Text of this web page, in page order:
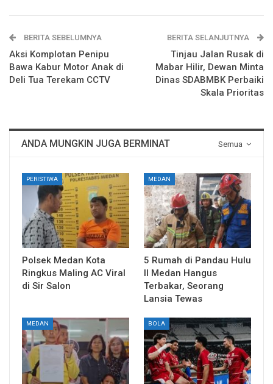
BERITA SEBELUMNYA
Aksi Komplotan Penipu
Bawa Kabur Motor Anak di
Deli Tua Terekam CCTV
BERITA SELANJUTNYA
Tinjau Jalan Rusak di
Mabar Hilir, Dewan Minta
Dinas SDABMBK Perbaiki
Skala Prioritas
Semua
ANDA MUNGKIN JUGA BERMINAT
PERISTIWA
Polsek Medan Kota
Ringkus Maling AC Viral
di Sir Salon
MEDAN
5 Rumah di Pandau Hulu
II Medan Hangus
Terbakar, Seorang
Lansia Tewas
MEDAN BOLA